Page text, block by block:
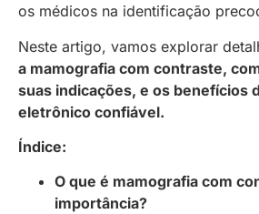
os médicos na identificação
Neste artigo, vamos explorar
a mamografia com contraste,
suas indicações, e os benefícios
eletrônico confiável.
Índice:
O que é mamografia com
importância?